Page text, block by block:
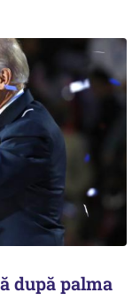
după palma